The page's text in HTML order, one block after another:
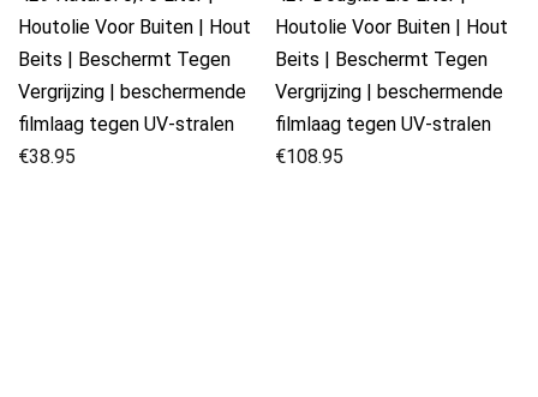
Houtolie Voor Buiten | Hout
Beits | Beschermt Tegen
Vergrijzing | beschermende
filmlaag tegen UV-stralen
€38.95
Houtolie Voor Buiten | Hout
Beits | Beschermt Tegen
Vergrijzing | beschermende
filmlaag tegen UV-stralen
€108.95